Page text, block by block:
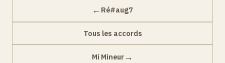
← Ré#aug7
Tous les accords
Mi Mineur→